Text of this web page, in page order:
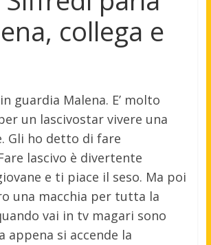
collega e
guardia Malena. E’ molto
un lascivostar vivere una
Gli ho detto di fare
lascivo è divertente
e ti piace il seso. Ma poi
una macchia per tutta la
vai in tv magari sono
appena si accende la